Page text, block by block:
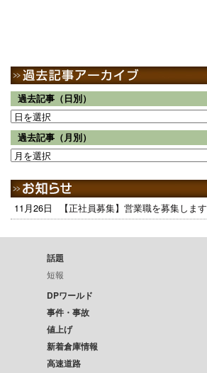
過去記事（日別）
過去記事（月別）
11月26日 【正社員募集】営業職を募集します
話題
短報
DPワールド
事件・事故
値上げ
新着倉庫情報
高速道路